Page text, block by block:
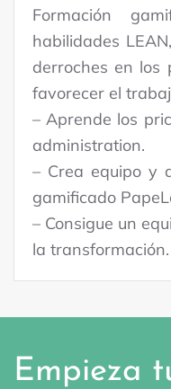
Formación
habilidades
derroches en los
favorecer el
– Aprende los
administration.
– Crea equipo y
gamificado
– Consigue un
la transformación.
Empieza